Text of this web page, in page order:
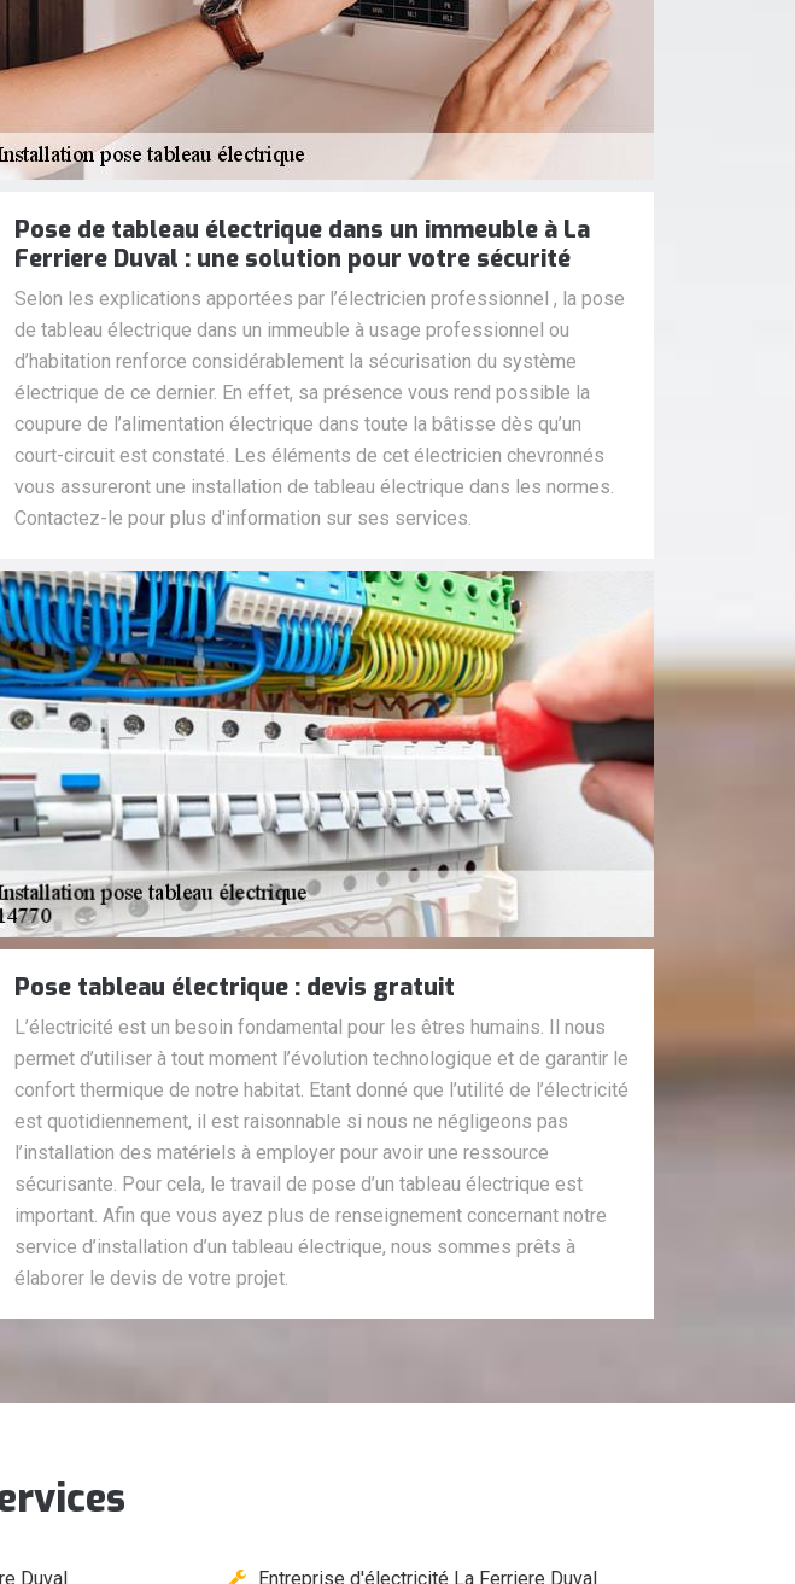
Pose de tableau électrique dans un immeuble à La
Ferriere Duval : une solution pour votre sécurité
Selon les explications apportées par l’électricien professionnel , la pose
de tableau électrique dans un immeuble à usage professionnel ou
d’habitation renforce considérablement la sécurisation du système
électrique de ce dernier. En effet, sa présence vous rend possible la
coupure de l’alimentation électrique dans toute la bâtisse dès qu’un
court-circuit est constaté. Les éléments de cet électricien chevronnés
vous assureront une installation de tableau électrique dans les normes.
Contactez-le pour plus d'information sur ses services.
Pose tableau électrique : devis gratuit
L’électricité est un besoin fondamental pour les êtres humains. Il nous
permet d’utiliser à tout moment l’évolution technologique et de garantir le
confort thermique de notre habitat. Etant donné que l’utilité de l’électricité
est quotidiennement, il est raisonnable si nous ne négligeons pas
l’installation des matériels à employer pour avoir une ressource
sécurisante. Pour cela, le travail de pose d’un tableau électrique est
important. Afin que vous ayez plus de renseignement concernant notre
service d’installation d’un tableau électrique, nous sommes prêts à
élaborer le devis de votre projet.
Duval Entreprise d'électricité La Ferriere Duval